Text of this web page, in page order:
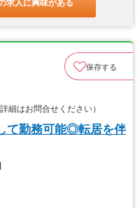
求人に興味がある
保存する
はお問合せください）
て勤務可能◎転居を伴